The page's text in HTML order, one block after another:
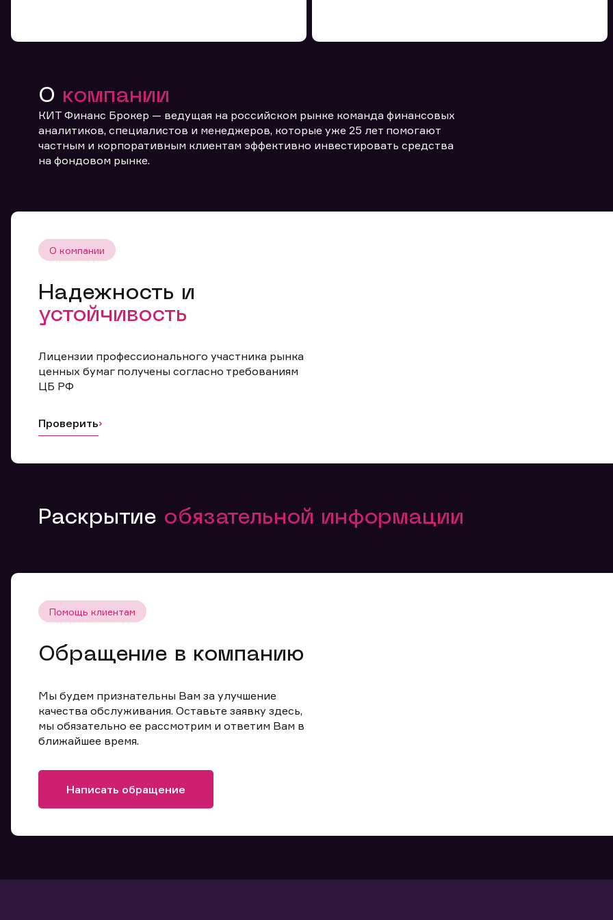
О компании
КИТ Финанс Брокер — ведущая на российском рынке команда финансовых
аналитиков, специалистов и менеджеров, которые уже 25 лет помогают
частным и корпоративным клиентам эффективно инвестировать средства
на фондовом рынке.
О компании
Надежность и
устойчивость
Лицензии профессионального участника рынка
ценных бумаг получены согласно требованиям
ЦБ РФ
Проверить
Раскрытие обязательной информации
Помощь клиентам
Обращение в компанию
Мы будем признательны Вам за улучшение
качества обслуживания. Оставьте заявку здесь,
мы обязательно ее рассмотрим и ответим Вам в
ближайшее время.
Написать обращение
Отправить заявку